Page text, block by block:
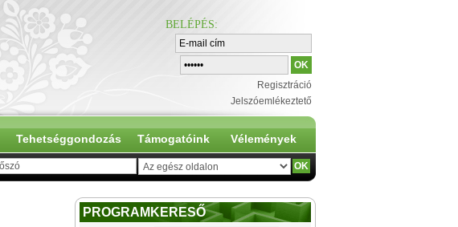
BELÉPÉS:
Regisztráció
Jelszóemlékeztető
Tehetséggondozás Támogatóink Vélemények
PROGRAMKERESŐ